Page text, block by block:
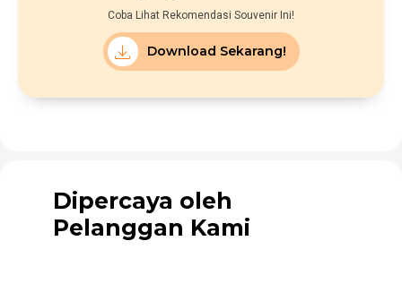
Coba Lihat Rekomendasi Souvenir Ini!
Download Sekarang!
Dipercaya oleh
Pelanggan Kami